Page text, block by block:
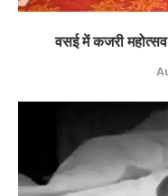
वसई में कजरी